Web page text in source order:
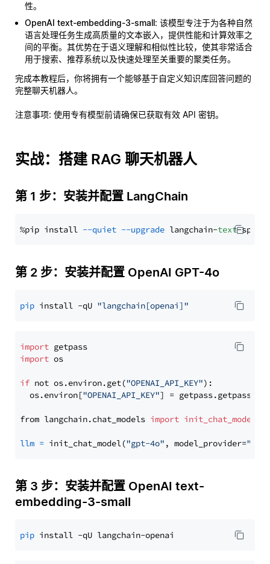
性。
OpenAI text-embedding-3-small: 该模型专注于为各种自然
语言处理任务生成高质量的文本嵌入，提供性能和计算效率之
间的平衡。其优势在于语义理解和相似性比较，使其非常适合
用于搜索、推荐系统以及快速处理至关重要的聚类任务。
完成本教程后，你将拥有一个能够基于自定义知识库回答问题的
完整聊天机器人。
注意事项: 使用专有模型前请确保已获取有效 API 密钥。
实战：搭建 RAG 聊天机器人
第 1 步：安装并配置 LangChain
%pip install --quiet --upgrade langchain-text
第 2 步：安装并配置 OpenAI GPT-4o
pip install -qU "langchain[openai]"
import
import os
if not os.environ.get("OPENAI_API_KEY"):
  os.environ[
"OPENAI_API_KEY"] = getpass.getpass(
from langchain.chat_models import init_chat_model
llm = init_chat_model("gpt-4o" , model_provider=
第 3 步：安装并配置 OpenAI text-
embedding-3-small
pip